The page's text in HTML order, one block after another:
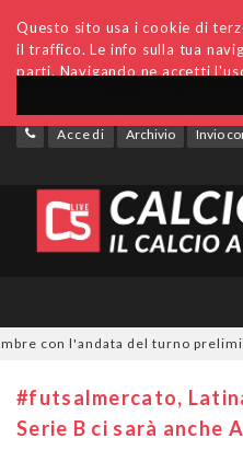
Questo sito usa i cookie di
il traffico. Le info sulla tua
parti. Navigando ne accetti
Accedi Archivio Invio
l'andata del turno
#futsalmercato,
Serie B ci sarà anche